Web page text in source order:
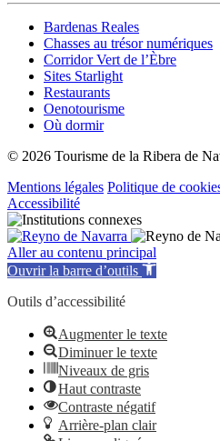
Bardenas Reales
Chasses au trésor numériques
Corridor Vert de l’Èbre
Sites Starlight
Restaurants
Oenotourisme
Où dormir
© 2026 Tourisme de la Ribera de
Mentions légales Politique de
Accessibilité
Aller au contenu principal
Ouvrir la barre d’outils
Outils d’accessibilité
Augmenter le texte
Diminuer le texte
Niveaux de gris
Haut contraste
Contraste négatif
Arrière-plan clair